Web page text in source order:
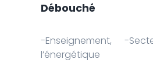
Débouché
-Enseignement, -
l’énergétique